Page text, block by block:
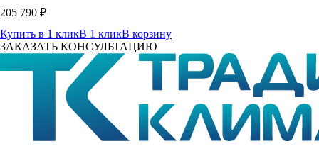
205 790 ₽
Купить в 1 кликВ 1 кликВ корзину
ЗАКАЗАТЬ КОНСУЛЬТАЦИЮ